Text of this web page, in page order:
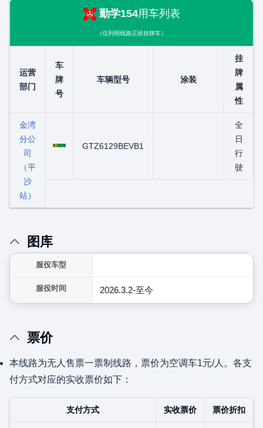
勤学154用车列表
（仅列明线路正班挂牌车）
运营
部门
车
牌
号
车辆型号 涂装
挂
牌
属
性
金湾
分公
司
（平
沙
站）
GTZ6129BEVB1
全
日
行
驶
图库
服役车型
服役时间 2026.3.2-至今
展开
票价
本线路为无人售票一票制线路，票价为空调车1元/人。各支
付方式对应的实收票价如下：
支付方式 实收票价 票价折扣